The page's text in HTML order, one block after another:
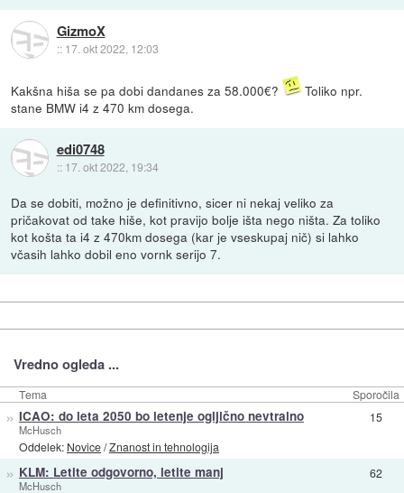
GizmoX
:: 17. okt 2022, 12:03
Kakšna hiša se pa dobi dandanes za 58.000€?
Toliko npr.
stane BMW i4 z 470 km dosega.
edi0748
:: 17. okt 2022, 19:34
Da se dobiti, možno je definitivno, sicer ni nekaj veliko za
pričakovat od take hiše, kot pravijo bolje išta nego ništa. Za toliko
kot košta ta i4 z 470km dosega (kar je vseskupaj nič) si lahko
včasih lahko dobil eno vornk serijo 7.
Vredno ogleda ...
Tema Sporočila
» ICAO: do leta 2050 bo letenje ogljično nevtralno
McHusch
Oddelek: Novice/Znanost in tehnologija
15
» KLM: Letite odgovorno, letite manj
McHusch
62